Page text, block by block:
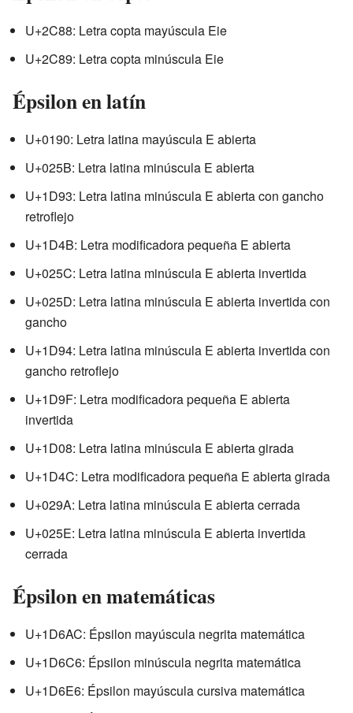
U+2C88: Letra copta mayúscula Eie
U+2C89: Letra copta minúscula Eie
Épsilon en latín
U+0190: Letra latina mayúscula E abierta
U+025B: Letra latina minúscula E abierta
U+1D93: Letra latina minúscula E abierta con gancho
retroflejo
U+1D4B: Letra modificadora pequeña E abierta
U+025C: Letra latina minúscula E abierta invertida
U+025D: Letra latina minúscula E abierta invertida con
gancho
U+1D94: Letra latina minúscula E abierta invertida con
gancho retroflejo
U+1D9F: Letra modificadora pequeña E abierta
invertida
U+1D08: Letra latina minúscula E abierta girada
U+1D4C: Letra modificadora pequeña E abierta girada
U+029A: Letra latina minúscula E abierta cerrada
U+025E: Letra latina minúscula E abierta invertida
cerrada
Épsilon en matemáticas
U+1D6AC: Épsilon mayúscula negrita matemática
U+1D6C6: Épsilon minúscula negrita matemática
U+1D6E6: Épsilon mayúscula cursiva matemática